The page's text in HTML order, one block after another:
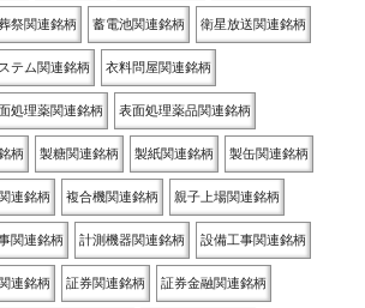
祭関連銘柄 蓄電池関連銘柄 衛星放送関連銘柄
テム関連銘柄 衣料問屋関連銘柄
処理薬関連銘柄 表面処理薬品関連銘柄
柄 製糖関連銘柄 製紙関連銘柄 製缶関連銘柄
連銘柄 複合機関連銘柄 親子上場関連銘柄
関連銘柄 計測機器関連銘柄 設備工事関連銘柄
連銘柄 証券関連銘柄 証券金融関連銘柄